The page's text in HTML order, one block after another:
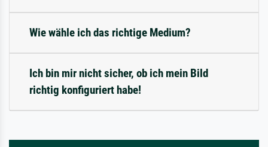
Wie wähle ich das richtige Medium?
Ich bin mir nicht sicher, ob ich mein Bild
richtig konfiguriert habe!